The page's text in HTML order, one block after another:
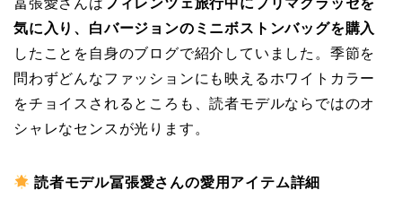
冨張愛さんは フィレンツェ旅行中にプリマクラッセを
気に入り、白バージョンのミニボストンバッグを購入
したことを自身のブログで紹介していました。季節を
問わずどんなファッションにも映えるホワイトカラー
をチョイスされるところも、読者モデルならではのオ
シャレなセンスが光ります。
読者モデル冨張愛さんの愛用アイテム詳細